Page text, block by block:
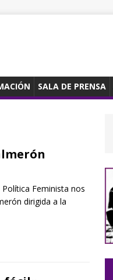
SALA DE PRENSA
Feminista nos
dirigida a la